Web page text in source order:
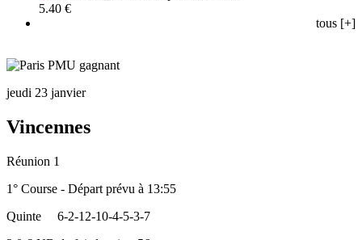
5.40 €
tous [+]
jeudi 23 janvier
Vincennes
Réunion 1
1° Course - Départ prévu à 13:55
Quinte
6-2-12-10-4-5-3-7